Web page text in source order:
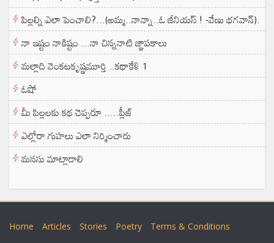
పిల్లల్ని ఎలా పెంచాలి?...(అమ్మ..నాన్నా..ఓ జీనియస్ ! -వేణు భగవాన్).
నా ఇష్టం నాకిష్టం ...నా చిన్ననాటి జ్ఞాపకాలు
మల్లాది వెంకటకృష్ణమూర్తి ..కథాకేళి 1
ఓషో
మీ పిల్లలకు కథ చెప్పరూ .....ప్లీజ్
ఎల్లోరా గుహలు ఎలా నిర్మించారు
మనసు మాట్లాడాలి
Home Articles Stories Poetry Terms & Conditions